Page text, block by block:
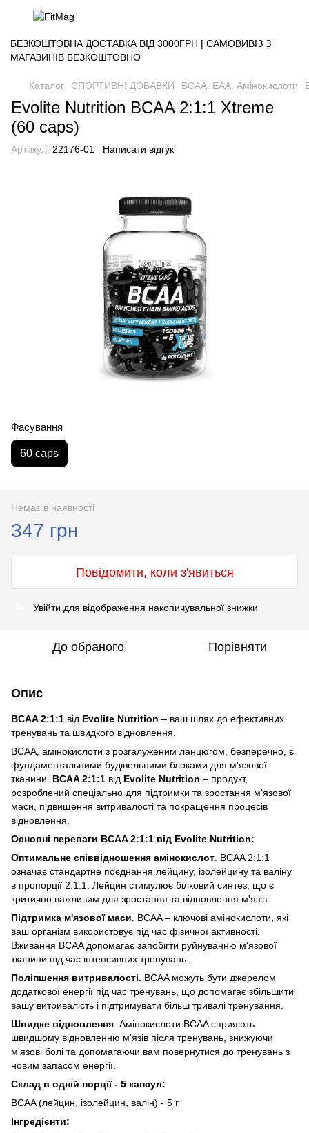
БЕЗКОШТОВНА ДОСТАВКА ВІД 3000ГРН | САМОВИВІЗ З
МАГАЗИНІВ БЕЗКОШТОВНО
Каталог СПОРТИВНІ ДОБАВКИ BCAA. EAA. Амінокислоти
Evolite Nutrition BCAA 2:1:1 Xtreme
(60 caps)
Артикул: 22176-01 Написати відгук
Фасування
60 caps
Немає в наявності
347 грн
Повідомити, коли з'явиться
Увійти для відображення накопичувальної знижки
До обраного Порівняти
Опис
BCAA 2:1:1 від Evolite Nutrition – ваш шлях до ефективних
тренувань та швидкого відновлення.
BCAA, амінокислоти з розгалуженим ланцюгом, безперечно, є
фундаментальними будівельними блоками для м'язової
тканини. BCAA 2:1:1 від Evolite Nutrition – продукт,
розроблений спеціально для підтримки та зростання м'язової
маси, підвищення витривалості та покращення процесів
відновлення.
Основні переваги BCAA 2:1:1 від Evolite Nutrition:
Оптимальне співвідношення амінокислот . BCAA 2:1:1
означає стандартне поєднання лейцину, ізолейцину та валіну
в пропорції 2:1:1. Лейцин стимулює білковий синтез, що є
критично важливим для зростання та відновлення м'язів.
Підтримка м'язової маси . BCAA – ключові амінокислоти, які
ваш організм використовує під час фізичної активності.
Вживання BCAA допомагає запобігти руйнуванню м'язової
тканини під час інтенсивних тренувань.
Поліпшення витривалості . BCAA можуть бути джерелом
додаткової енергії під час тренувань, що допомагає збільшити
вашу витривалість і підтримувати більш тривалі тренування.
Швидке відновлення . Амінокислоти BCAA сприяють
швидшому відновленню м'язів після тренувань, знижуючи
м'язові болі та допомагаючи вам повернутися до тренувань з
новим запасом енергії.
Склад в одній порції - 5 капсул:
BCAA (лейцин, ізолейцин, валін) - 5 г
Інгредієнти: